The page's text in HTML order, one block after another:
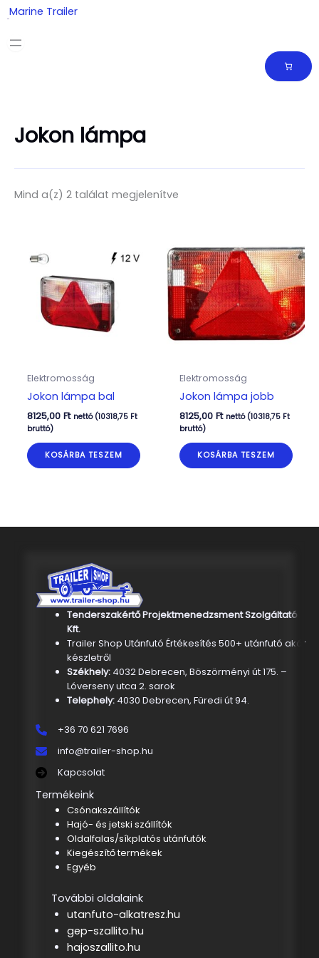
Skip
to
content
Marine Trailer
Jokon lámpa
Mind a(z) 2 találat megjelenítve
Elektromosság
Jokon lámpa bal
8125,00 Ft nettó (10318,75 Ft
bruttó)
KOSÁRBA TESZEM
Elektromosság
Jokon lámpa jobb
8125,00 Ft nettó (10318,75 Ft
bruttó)
KOSÁRBA TESZEM
Tenderszakértő Projektmenedzsment Szolgáltató
Kft.
Trailer Shop Utánfutó Értékesítés 500+ utánfutó akár
készletről
Székhely: 4032 Debrecen, Böszörményi út 175. –
Lóverseny utca 2. sarok
Telephely:4030 Debrecen, Füredi út 94.
+36 70 621 7696
info@trailer-shop.hu
Kapcsolat
Termékeink
Csónakszállítók
Hajó- és jetski szállítók
Oldalfalas/síkplatós utánfutók
Kiegészítő termékek
Egyéb
További oldalaink
utanfuto-alkatresz.hu
gep-szallito.hu
hajoszallito.hu